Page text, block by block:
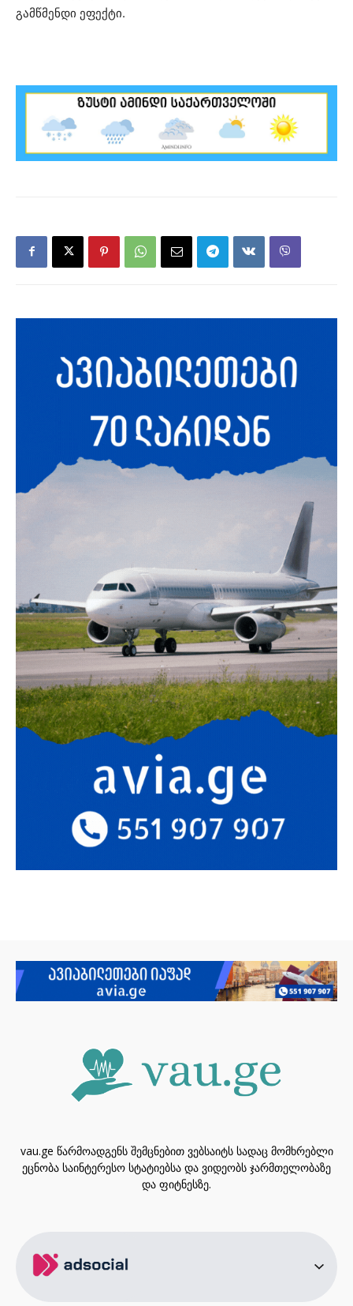
გამწმენდი ეფექტი.
vau.ge წარმოადგენს შემცნებით ვებსაიტს სადაც მომხრებლი
ეცნობა საინტერესო სტატიებსა და ვიდეობს ჯარმთელობაზე
და ფიტნესზე.